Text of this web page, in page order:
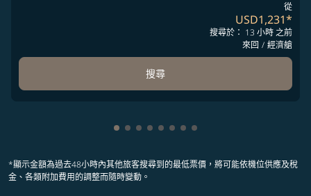
從
USD1,231*
搜尋於： 13 小時 之前
來回 / 經濟艙
搜尋
顯示 cmp-pagination-showing-card 1
顯示 cmp-pagination-showing-
顯示 cmp-pagination-showing-
顯示 cmp-pagination-
顯示 cmp-pagination-
顯示 cmp-pagination-
顯示 cmp-pagination-
顯示 cmp-pagination-
*顯示金額為過去48小時內其他旅客搜尋到的最低票價，將可能依機位供應及稅
金、各類附加費用的調整而隨時變動。